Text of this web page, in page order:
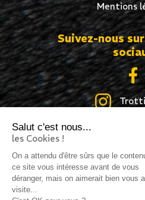
Salut c'est nous...
les Cookies !
On a attendu d'être sûrs que le
ce site vous intéresse avant de vous
déranger, mais on aimerait bien vous
visite...
Mentions
Suivez-nous